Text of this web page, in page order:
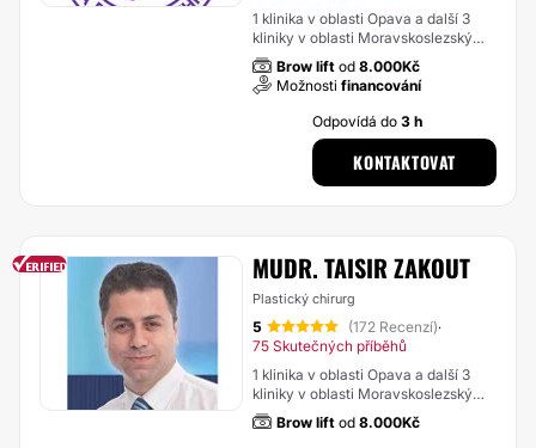
1 klinika v oblasti Opava a další 3
kliniky v oblasti Moravskoslezský
kraj
Brow lift od 8.000Kč
Možnosti financování
Odpovídá do3 h
KONTAKTOVAT
MUDR. TAISIR ZAKOUT
Plastický chirurg
5 (172 Recenzí)·
75 Skutečných příběhů
1 klinika v oblasti Opava a další 3
kliniky v oblasti Moravskoslezský
kraj
Brow lift od 8.000Kč